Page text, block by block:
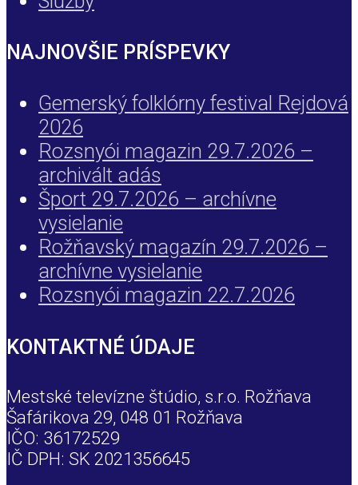
NAJNOVŠIE PRÍSPEVKY
Gemerský folklórny festival Rejdová
2026
Rozsnyói magazin 29.7.2026 –
archivált adás
Šport 29.7.2026 – archívne
vysielanie
Rožňavský magazín 29.7.2026 –
archívne vysielanie
Rozsnyói magazin 22.7.2026
KONTAKTNÉ ÚDAJE
Mestské televízne štúdio, s.r.o. Rožňava
Šafárikova 29, 048 01 Rožňava
IČO: 36172529
IČ DPH: SK 2021356645